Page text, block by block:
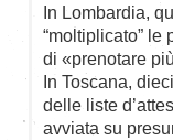
In Lombardia,
“moltiplicato”
di «prenotare
In Toscana,
delle liste
avviata su